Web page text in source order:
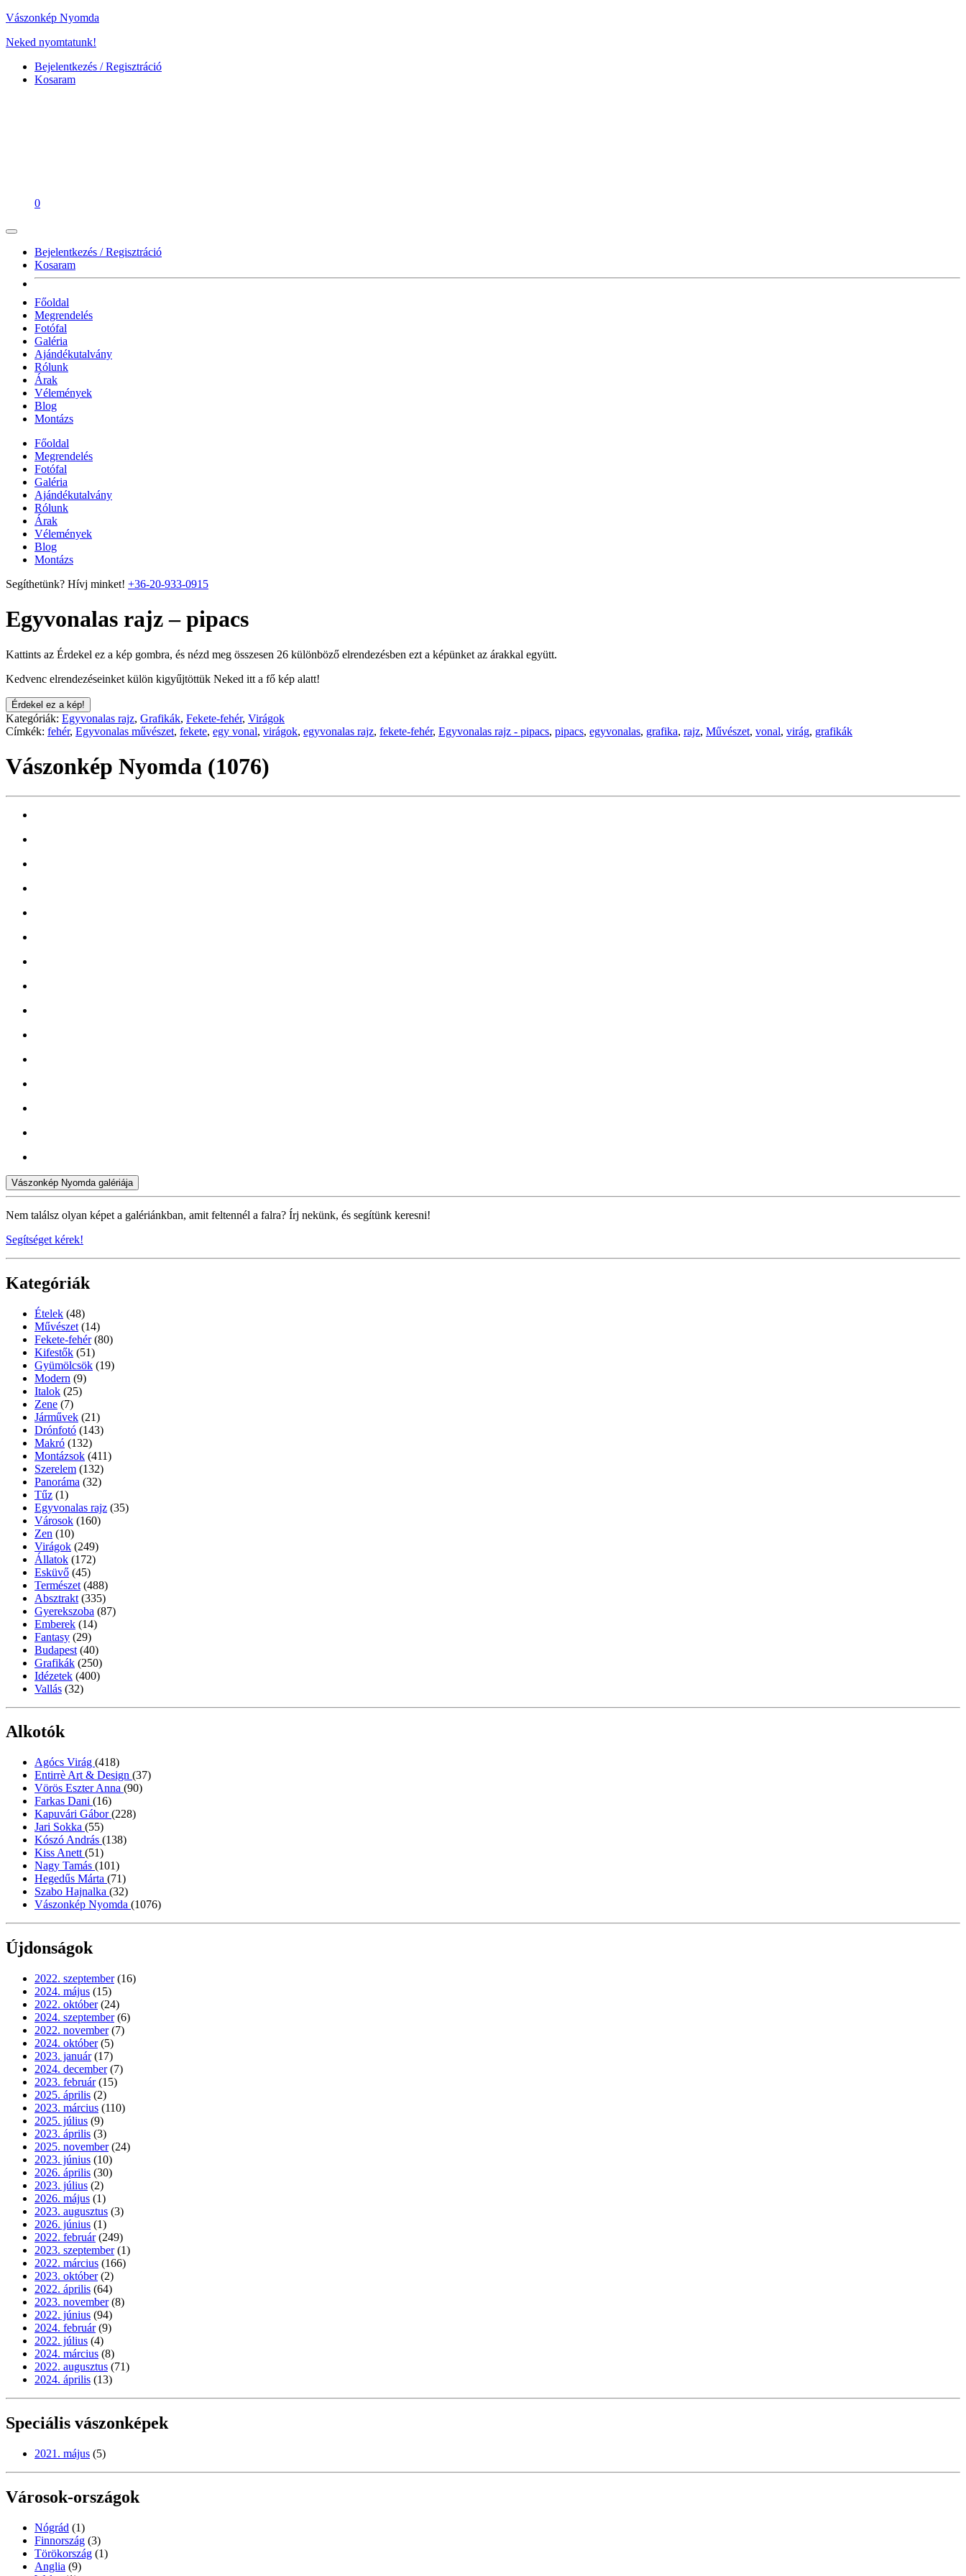
Vászonkép Nyomda
Neked nyomtatunk!
Bejelentkezés / Regisztráció
Kosaram
0
Bejelentkezés / Regisztráció
Kosaram
Főoldal
Megrendelés
Fotófal
Galéria
Ajándékutalvány
Rólunk
Árak
Vélemények
Blog
Montázs
Főoldal
Megrendelés
Fotófal
Galéria
Ajándékutalvány
Rólunk
Árak
Vélemények
Blog
Montázs
Segíthetünk? Hívj minket! +36-20-933-0915
Egyvonalas rajz – pipacs
Kattints az Érdekel ez a kép gombra, és nézd meg összesen 26 különböző elrendezésben ezt a képünket az árakkal együtt.
Kedvenc elrendezéseinket külön kigyűjtöttük Neked itt a fő kép alatt!
Érdekel ez a kép!
Kategóriák: Egyvonalas rajz, Grafikák, Fekete-fehér, Virágok
Címkék: fehér, Egyvonalas művészet, fekete, egy vonal, virágok, egyvonalas rajz, fekete-fehér, Egyvonalas rajz - pipacs, pipacs, egyvonalas, grafika, rajz, Művészet, vonal, virág, grafikák
Vászonkép Nyomda (1076)
Vászonkép Nyomda galériája
Nem találsz olyan képet a galériánkban, amit feltennél a falra? Írj nekünk, és segítünk keresni!
Segítséget kérek!
Kategóriák
Ételek (48)
Művészet (14)
Fekete-fehér (80)
Kifestők (51)
Gyümölcsök (19)
Modern (9)
Italok (25)
Zene (7)
Járművek (21)
Drónfotó (143)
Makró (132)
Montázsok (411)
Szerelem (132)
Panoráma (32)
Tűz (1)
Egyvonalas rajz (35)
Városok (160)
Zen (10)
Virágok (249)
Állatok (172)
Esküvő (45)
Természet (488)
Absztrakt (335)
Gyerekszoba (87)
Emberek (14)
Fantasy (29)
Budapest (40)
Grafikák (250)
Idézetek (400)
Vallás (32)
Alkotók
Agócs Virág (418)
Entirrè Art & Design (37)
Vörös Eszter Anna (90)
Farkas Dani (16)
Kapuvári Gábor(228)
Jari Sokka (55)
Kószó András (138)
Kiss Anett (51)
Nagy Tamás (101)
Hegedűs Márta (71)
Szabo Hajnalka (32)
Vászonkép Nyomda (1076)
Újdonságok
2022. szeptember (16)
2024. május (15)
2022. október (24)
2024. szeptember (6)
2022. november (7)
2024. október (5)
2023. január (17)
2024. december (7)
2023. február (15)
2025. április (2)
2023. március (110)
2025. július (9)
2023. április (3)
2025. november (24)
2023. június (10)
2026. április (30)
2023. július (2)
2026. május (1)
2023. augusztus (3)
2026. június (1)
2022. február (249)
2023. szeptember (1)
2022. március (166)
2023. október (2)
2022. április (64)
2023. november (8)
2022. június (94)
2024. február (9)
2022. július (4)
2024. március (8)
2022. augusztus (71)
2024. április (13)
Speciális vászonképek
2021. május (5)
Városok-országok
Nógrád (1)
Finnország (3)
Törökország (1)
Anglia (9)